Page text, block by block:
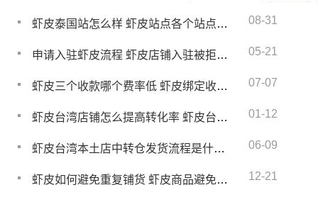
虾皮泰国站怎么样 虾皮站点各个站点的优势介绍 08-31
申请入驻虾皮流程 虾皮店铺入驻被拒了怎么办 05-21
虾皮三个收款哪个费率低 虾皮绑定收款账户怎么操作 07-07
虾皮台湾店铺怎么提高转化率 虾皮台湾店铺提高转化率方案 01-12
虾皮台湾本土店中转仓发货流程是什么 虾皮台湾本土店备货时间多久 06-09
虾皮如何避免重复铺货 虾皮商品避免重复上品的方法 12-21